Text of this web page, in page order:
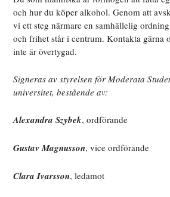
och hur du köper alkohol. Genom att
vi ett steg närmare en samhällelig
och frihet står i centrum. Kontakta gärna
inte är övertygad.
Signeras av styrelsen för Moderata
universitet, bestående av:
Alexandra Szybek, ordförande
Gustav Magnusson, vice ordförande
Clara Ivarsson, ledamot